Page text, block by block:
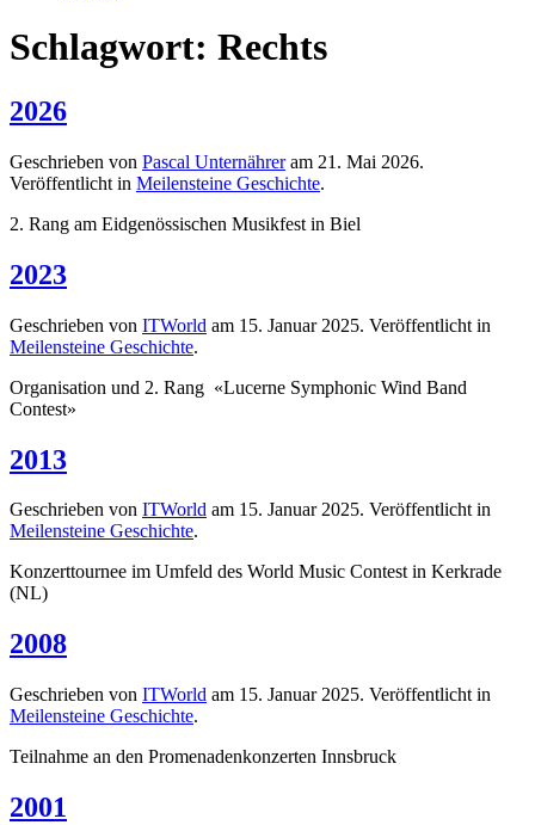
Schlagwort: Rechts
2026
Geschrieben von Pascal Unternähreram 21. Mai 2026.
Veröffentlicht in Meilensteine Geschichte.
2. Rang am Eidgenössischen Musikfest in Biel
2023
Geschrieben von ITWorld am 15. Januar 2025. Veröffentlicht in
Meilensteine Geschichte.
Organisation und 2. Rang «Lucerne Symphonic Wind Band
Contest»
2013
Geschrieben von ITWorld am 15. Januar 2025. Veröffentlicht in
Meilensteine Geschichte.
Konzerttournee im Umfeld des World Music Contest in Kerkrade
(NL)
2008
Geschrieben von ITWorld am 15. Januar 2025. Veröffentlicht in
Meilensteine Geschichte.
Teilnahme an den Promenadenkonzerten Innsbruck
2001